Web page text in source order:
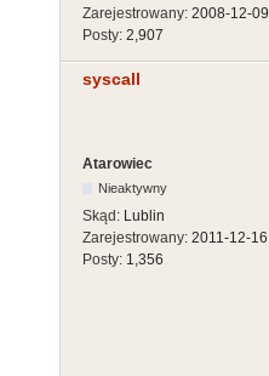
Zarejestrowany: 2008-12-09
Posty: 2,907
syscall
Atarowiec
Nieaktywny
Skąd: Lublin
Zarejestrowany: 2011-12-16
Posty: 1,356